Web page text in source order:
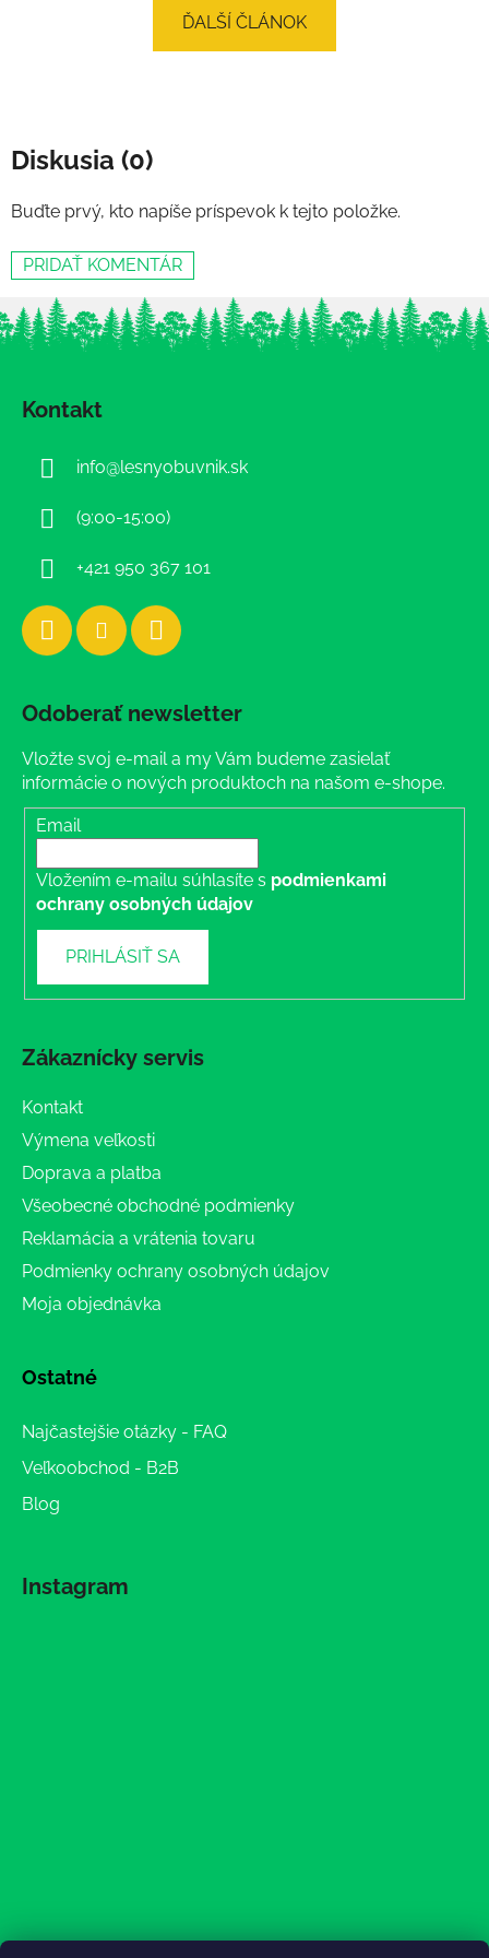
ĎALŠÍ ČLÁNOK
Diskusia (0)
Buďte prvý, kto napíše príspevok k tejto položke.
PRIDAŤ KOMENTÁR
Kontakt
info@lesnyobuvnik.sk
(9:00-15:00)
+421 950 367 101
Odoberať newsletter
Vložte svoj e-mail a my Vám budeme zasielať
informácie o nových produktoch na našom e-shope.
Email
Vložením e-mailu súhlasíte s podmienkami
ochrany osobných údajov
PRIHLÁSIŤ SA
Zákaznícky servis
Kontakt
Výmena veľkosti
Doprava a platba
Všeobecné obchodné podmienky
Reklamácia a vrátenia tovaru
Podmienky ochrany osobných údajov
Moja objednávka
Ostatné
Najčastejšie otázky - FAQ
Veľkoobchod - B2B
Blog
Instagram